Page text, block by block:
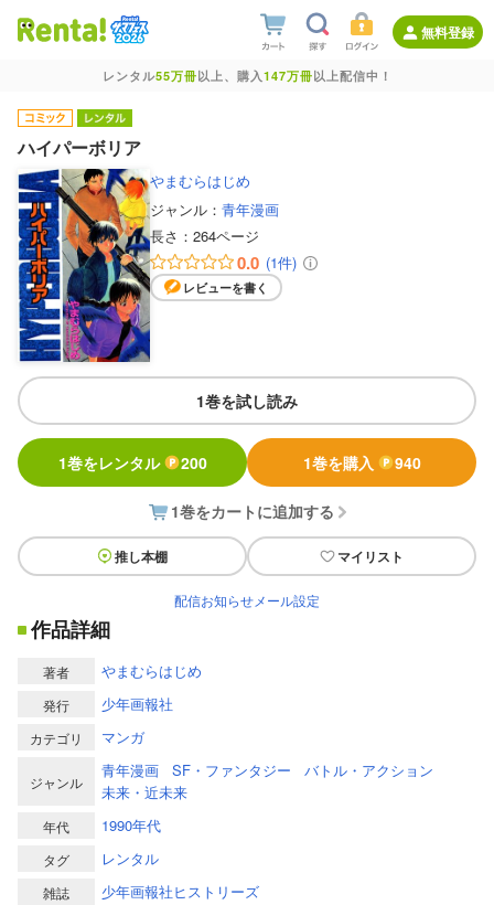
無料登録
レンタル55万冊以上、購入147万冊以上配信中！
ハイパーボリア
やまむらはじめ
ジャンル： 青年漫画
長さ： 264ページ
0.0 (1件)
レビューを書く
1巻を試し読み
1巻をレンタル 200 1巻を購入 940
1巻をカートに追加する
推し本棚 マイリスト
配信お知らせメール設定
作品詳細
著者 やまむらはじめ
発行 少年画報社
カテゴリ マンガ
ジャンル
青年漫画 SF・ファンタジー
バトル・アクション
未来・近未来
年代 1990年代
タグ レンタル
雑誌 少年画報社ヒストリーズ